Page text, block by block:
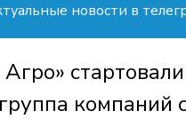
новости в
Агро»
компаний